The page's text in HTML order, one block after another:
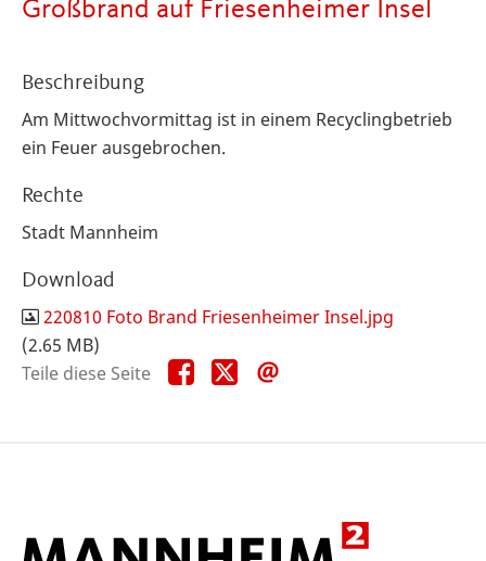
Großbrand auf Friesenheimer Insel
Beschreibung
Am Mittwochvormittag ist in einem Recyclingbetrieb
ein Feuer ausgebrochen.
Rechte
Stadt Mannheim
Download
220810 Foto Brand Friesenheimer Insel.jpg
(2.65 MB)
Teile diese Seite
Teile
diese
Teile
diese